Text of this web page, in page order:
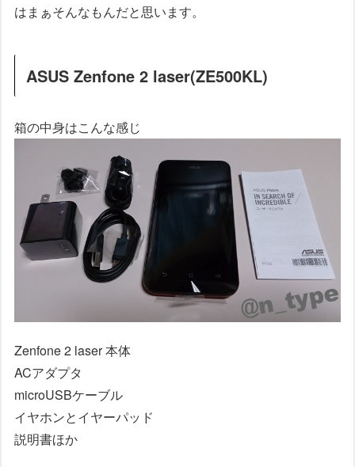
はまぁそんなもんだと思います。
ASUS Zenfone 2 laser(ZE500KL)
箱の中身はこんな感じ
Zenfone 2 laser 本体
ACアダプタ
microUSBケーブル
イヤホンとイヤーパッド
説明書ほか